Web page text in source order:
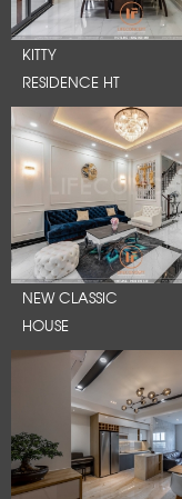
KITTY
RESIDENCE HT
NEW CLASSIC
HOUSE